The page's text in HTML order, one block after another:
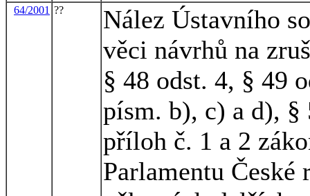
64/2001 ??
Nález Ústavního
věci návrhů na
§ 48 odst. 4, § 49
písm. b), c) a d), §
příloh č. 1 a 2
Parlamentu